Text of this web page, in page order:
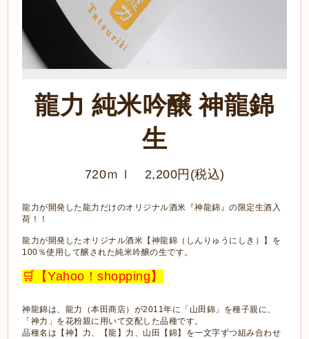
龍力 純米吟醸 神龍錦
生
720ｍｌ 2,200円(税込)
龍力が開発した龍力だけのオリジナル酒米『神龍錦』の限定生酒入
荷！！
龍力が開発したオリジナル酒米【神龍錦（しんりゅうにしき）】を
100％使用して醸された純米吟醸の生です。
🛒【Yahoo！shopping】
神龍錦は、龍力（本田商店）が2011年に「山田錦」を種子親に、
「神力」を花粉親に用いて交配した品種です。
品種名は【神】力、【龍】力、山田【錦】を一文字ずつ組み合わせ